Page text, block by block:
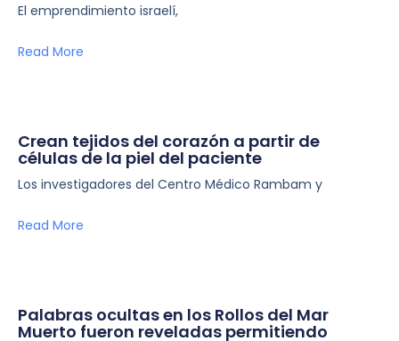
El emprendimiento israelí,
Read More
Crean tejidos del corazón a partir de
células de la piel del paciente
Los investigadores del Centro Médico Rambam y
Read More
Palabras ocultas en los Rollos del Mar
Muerto fueron reveladas permitiendo